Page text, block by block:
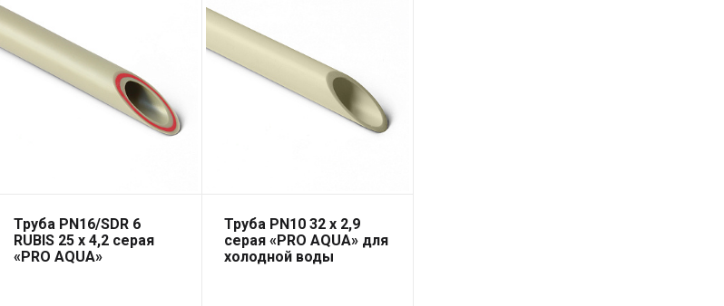
Труба PN16/SDR 6
RUBIS 25 x 4,2 серая
«PRO AQUA»
Труба PN10 32 x 2,9
серая «PRO AQUA» для
холодной воды